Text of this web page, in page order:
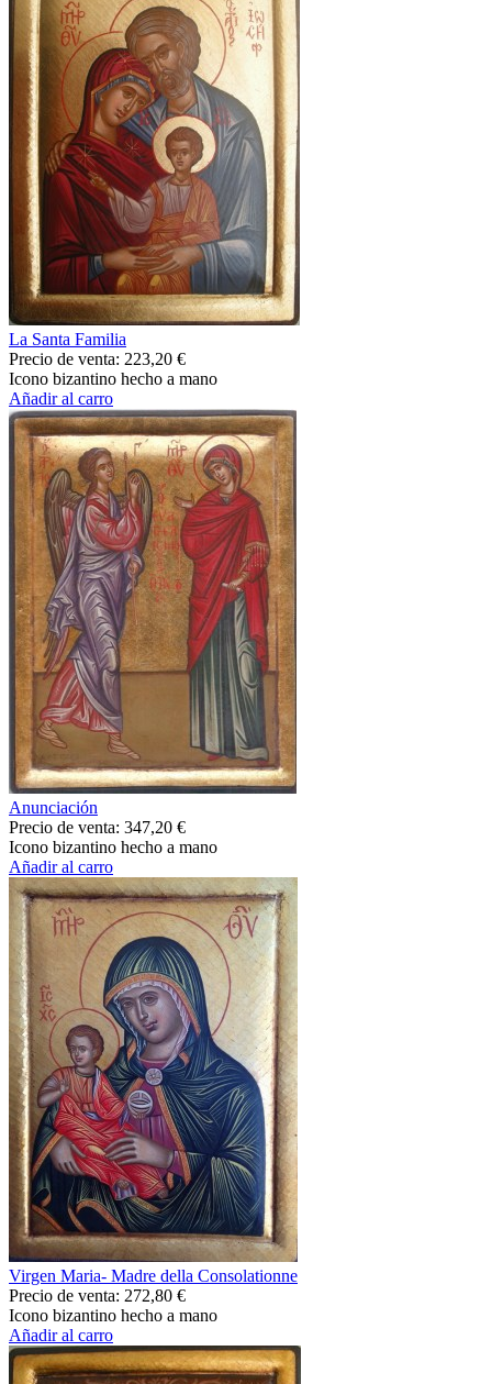
La Santa Familia
Precio de venta: 223,20 €
Icono bizantino hecho a mano
Añadir al carro
Anunciación
Precio de venta: 347,20 €
Icono bizantino hecho a mano
Añadir al carro
Virgen Maria- Μadre della Consolationne
Precio de venta: 272,80 €
Icono bizantino hecho a mano
Añadir al carro